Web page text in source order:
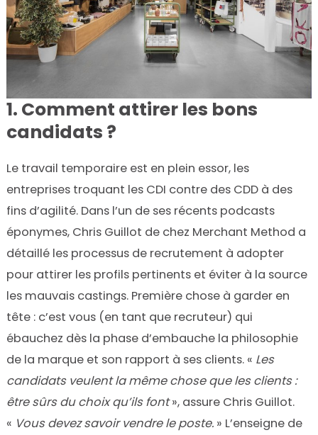
1. Comment attirer les bons
candidats ?
Le travail temporaire est en plein essor, les
entreprises troquant les CDI contre des CDD à des
fins d’agilité. Dans l’un de ses récents podcasts
éponymes, Chris Guillot de chez Merchant Method a
détaillé les processus de recrutement à adopter
pour attirer les profils pertinents et éviter à la source
les mauvais castings. Première chose à garder en
tête : c’est vous (en tant que recruteur) qui
ébauchez dès la phase d’embauche la philosophie
de la marque et son rapport à ses clients. « Les
candidats veulent la même chose que les clients :
être sûrs du choix qu’ils font», assure Chris Guillot.
« Vous devez savoir vendre le poste.» L’enseigne de